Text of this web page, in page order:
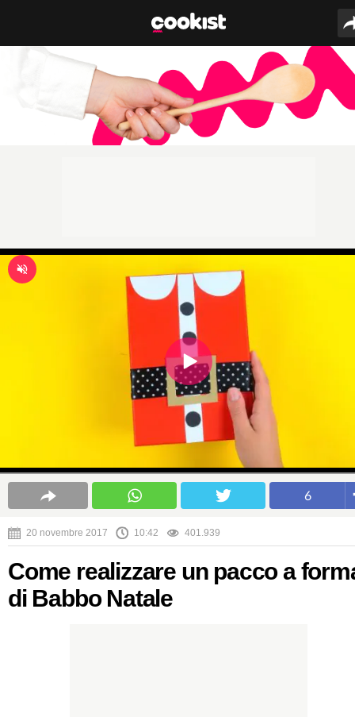
6
20 novembre 2017 10:42 401.939
Come realizzare un pacco a
di Babbo Natale